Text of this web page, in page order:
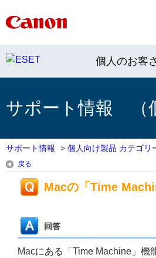
個人のお客
サポート情報 （
サポート情報 > 個人向け製品 カテゴリ
戻る
Macの「Time
回答
Macにある「Time Machine」機